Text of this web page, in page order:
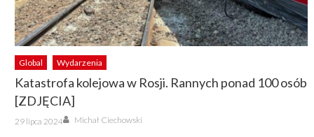
Global Wydarzenia
Katastrofa kolejowa w Rosji. Rannych ponad 100 osób
[ZDJĘCIA]
Posted
on
29 lipca 2024 Author
Michał Ciechowski